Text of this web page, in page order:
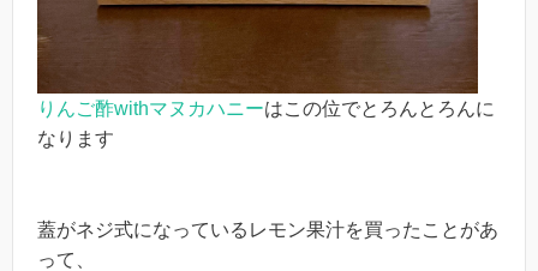
りんご酢withマヌカハニーはこの位でとろんとろんに
なります
蓋がネジ式になっているレモン果汁を買ったことがあ
って、